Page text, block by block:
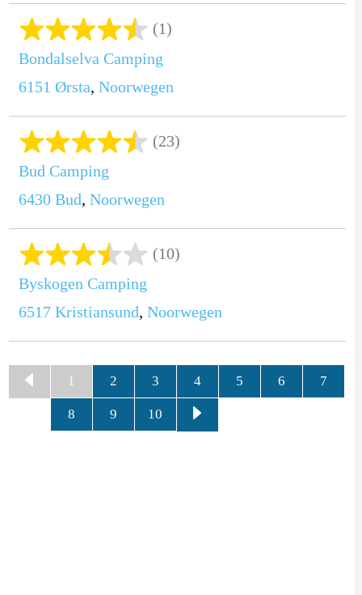
(1)
Bondalselva Camping
6151 Ørsta, Noorwegen
(23)
Bud Camping
6430 Bud, Noorwegen
(10)
Byskogen Camping
6517 Kristiansund, Noorwegen
1 2 3 4 5 6 7
8 9 10